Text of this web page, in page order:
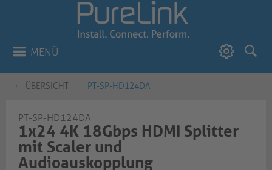
MENÜ
ÜBERSICHT PT-SP-HD124DA
PT-SP-HD124DA
1x24 4K 18Gbps HDMI Splitter
mit Scaler und
Audioauskopplung